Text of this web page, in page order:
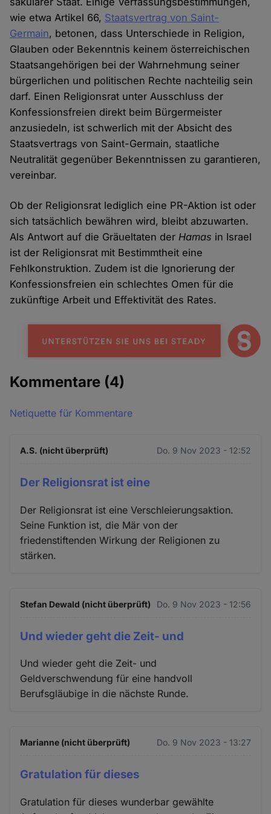
wie etwa Artikel 66, Staatsvertrag von Saint-
Germain, betonen, dass Unterschiede in Religion,
Glauben oder Bekenntnis keinem österreichischen
Staatsangehörigen bei der Wahrnehmung seiner
bürgerlichen und politischen Rechte nachteilig sein
darf. Einen Religionsrat unter Ausschluss der
Konfessionsfreien direkt beim Bürgermeister
anzusiedeln, ist schwerlich mit der Absicht des
Staatsvertrags von Saint-Germain, staatliche
Neutralität gegenüber Bekenntnissen zu garantieren,
vereinbar.
Ob der Religionsrat lediglich eine PR-Aktion ist oder
sich tatsächlich bewähren wird, bleibt abzuwarten.
Als Antwort auf die Gräueltaten derHamas in Israel
ist der Religionsrat mit Bestimmtheit eine
Fehlkonstruktion. Zudem ist die Ignorierung der
Konfessionsfreien ein schlechtes Omen für die
zukünftige Arbeit und Effektivität des Rates.
Kommentare (4)
Netiquette für Kommentare
A.S. (nicht überprüft) Do. 9 Nov 2023 - 12:52
Der Religionsrat ist eine
Der Religionsrat ist eine Verschleierungsaktion.
Seine Funktion ist, die Mär von der
friedenstiftenden Wirkung der Religionen zu
stärken.
Stefan Dewald (nicht überprüft) Do. 9 Nov 2023 - 12:56
Und wieder geht die Zeit- und
Und wieder geht die Zeit- und
Geldverschwendung für eine handvoll
Berufsgläubige in die nächste Runde.
Marianne (nicht überprüft) Do. 9 Nov 2023 - 13:27
Gratulation für dieses
Gratulation für dieses wunderbar gewählte